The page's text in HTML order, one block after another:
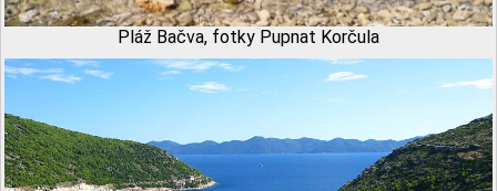
Pláž Bačva, fotky Pupnat Korčula